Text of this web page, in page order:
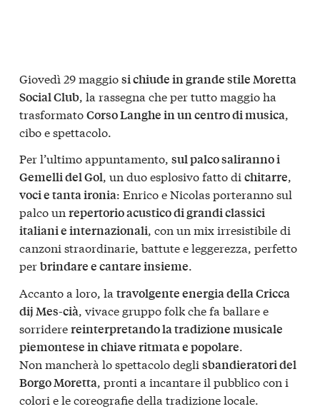
Giovedì 29 maggiosi chiude in grande stile Moretta
Social Club, la rassegna che per tutto maggio ha
trasformatoCorso Langhe in un centro di musica,
cibo e spettacolo.
Per l’ultimo appuntamento, sul palco saliranno i
Gemelli del Gol, un duo esplosivo fatto di chitarre,
voci e tanta ironia: Enrico e Nicolas porteranno sul
palco un repertorio acustico di grandi classici
italiani e internazionali, con un mix irresistibile di
canzoni straordinarie, battute e leggerezza, perfetto
perbrindare e cantare insieme.
Accanto a loro, la travolgente energia della Cricca
dij Mes-cià, vivace gruppo folk che fa ballare e
sorriderereinterpretando la tradizione musicale
piemontese in chiave ritmata e popolare.
Non mancherà lo spettacolo degli sbandieratori del
Borgo Moretta, pronti a incantare il pubblico con i
colori e le coreografie della tradizione locale.